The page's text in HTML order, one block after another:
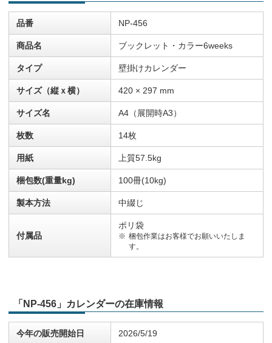
品番 NP-456
商品名 ブックレット・カラー6weeks
タイプ 壁掛けカレンダー
サイズ（縦ｘ横） 420 × 297 mm
サイズ名 A4（展開時A3）
枚数 14枚
用紙 上質57.5kg
梱包数(重量kg) 100冊(10kg)
製本方法 中綴じ
付属品
ポリ袋
梱包作業はお客様でお願いいたしま
す。
「NP-456」カレンダーの在庫情報
今年の販売開始日 2026/5/19